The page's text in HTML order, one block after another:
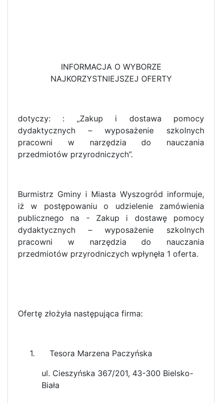
INFORMACJA O WYBORZE
NAJKORZYSTNIEJSZEJ OFERTY
dotyczy: : „Zakup i dostawa pomocy
dydaktycznych – wyposażenie szkolnych
pracowni w narzędzia do nauczania
przedmiotów przyrodniczych”.
Burmistrz Gminy i Miasta Wyszogród informuje,
iż w postępowaniu o udzielenie zamówienia
publicznego na - Zakup i dostawę pomocy
dydaktycznych – wyposażenie szkolnych
pracowni w narzędzia do nauczania
przedmiotów przyrodniczych wpłynęła 1 oferta.
Ofertę złożyła następująca firma:
1. Tesora Marzena Paczyńska
ul. Cieszyńska 367/201, 43-300 Bielsko-
Biała